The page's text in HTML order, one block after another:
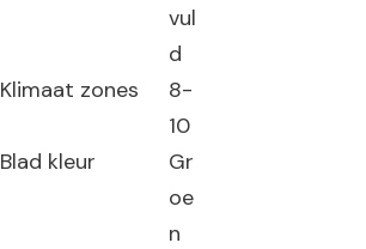
vul
d
Klimaat zones
8-
10
Blad kleur
Gr
oe
n